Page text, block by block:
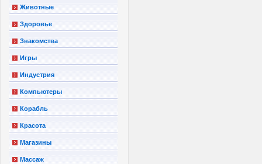
Животные
Здоровье
Знакомства
Игры
Индустрия
Компьютеры
Корабль
Красота
Магазины
Массаж